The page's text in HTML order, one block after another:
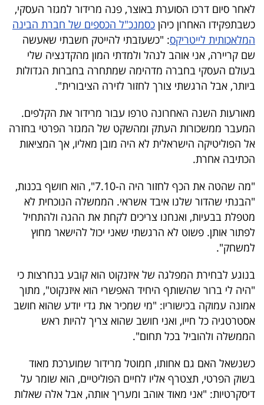
דרושים
ניוזלטרים
מייל
פרסמו
באייס
עקבו
אחרינו:
לאחר סיום דרכו הסוערת באוצר, פנה מרידור למגזר העסקי,
כשבתפקידו האחרון כיהן כסמנכ"ל הכספים של חברת הבינה
המלאכותית לייטריקס: "כשעזבתי להייטק חשבתי שאעשה
שם קריירה, אני אוהב לנהל ולמדתי המון מהקדנציה שלי
בעולם העסקי בחברה מדהימה שמתחרה בחברות הגדולות
ביותר, אבל הרגשתי צורך לחזור לזירה הציבורית".
מאורעות השנה האחרונה טרפו עבור מרידור את הקלפים.
המעבר ממשכורות העתק ומהשקט של המגזר הפרטי בחזרה
אל הפוליטיקה הישראלית לא היה מובן מאליו, אך המציאות
הכתיבה אחרת.
"מה שהטה את הכף לחזור היה ה-7.10", הוא חושף בכנות,
"הבנתי שהדור שלנו איבד אשראי. הממשלה הנוכחית לא
מטפלת בבעיות, ואנחנו צריכים לקחת את ההגה ולהתחיל
לפתור אותן. פשוט לא הרגשתי שאני יכול להישאר מחוץ
למשחק".
בנוגע לבחירת המפלגה של איזנקוט הוא קובע בנחרצות כי
"היה לי ברור שהשותף היחיד האפשרי הוא איזנקוט", מתוך
אמונה עמוקה בכישוריו: "מי שמכיר את גדי יודע שהוא חושב
אסטרטגיה כל חייו, ואני חושב שהוא צריך להיות ראש
הממשלה ולהוביל בכל תחום".
כשנשאל האם גם אחותו, חמוטל מרידור שמוערכת מאוד
בשוק הפרטי, תצטרף אליו לחיים הפוליטיים, הוא שומר על
דיסקרטיות: "אני מאוד אוהב ומעריך אותה, אבל אלה שאלות